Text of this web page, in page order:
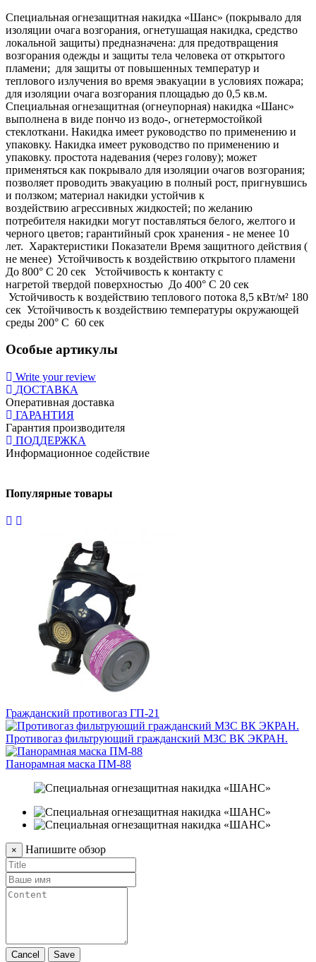
Специальная огнезащитная накидка «Шанс» (покрывало для
изоляции очага возгорания, огнетушащая накидка, средство
локальной защиты) предназначена: для предотвращения
возгорания одежды и защиты тела человека от открытого
пламени; для защиты от повышенных температур и
теплового излучения во время эвакуации в условиях пожара;
для изоляции очага возгорания площадью до 0,5 кв.м.
Специальная огнезащитная (огнеупорная) накидка «Шанс»
выполнена в виде пончо из водо-, огнетермостойкой
стеклоткани. Накидка имеет руководство по применению и
упаковку. Накидка имеет руководство по применению и
упаковку. простота надевания (через голову); может
применяться как покрывало для изоляции очагов возгорания;
позволяет проводить эвакуацию в полный рост, пригнувшись
и ползком; материал накидки устойчив к
воздействию агрессивных жидкостей; по желанию
потребителя накидки могут поставляться белого, желтого и
черного цветов; гарантийный срок хранения - не менее 10
лет. Характеристики Показатели Время защитного действия (
не менее) Устойчивость к воздействию открытого пламени
До 800° С 20 сек Устойчивость к контакту с
нагретой твердой поверхностью До 400° С 20 сек
Устойчивость к воздействию теплового потока 8,5 кВт/м² 180
сек Устойчивость к воздействию температуры окружающей
среды 200° С 60 сек
Особые артикулы
Write your review
ДОСТАВКА
Оперативная доставка
ГАРАНТИЯ
Гарантия производителя
ПОДДЕРЖКА
Информационное содействие
Популярные товары
Гражданский противогаз ГП-21
Противогаз фильтрующий гражданский МЗС ВК ЭКРАН.
Панорамная маска ПМ-88
× Напишите обзор
Cancel
Save